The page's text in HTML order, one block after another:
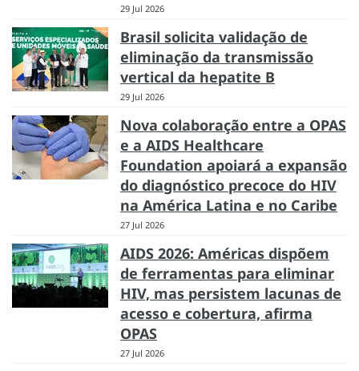
29 Jul 2026
Brasil solicita validação de
eliminação da transmissão
vertical da hepatite B
29 Jul 2026
Nova colaboração entre a OPAS
e a AIDS Healthcare
Foundation apoiará a expansão
do diagnóstico precoce do HIV
na América Latina e no Caribe
27 Jul 2026
AIDS 2026: Américas dispõem
de ferramentas para eliminar
HIV, mas persistem lacunas de
acesso e cobertura, afirma
OPAS
27 Jul 2026